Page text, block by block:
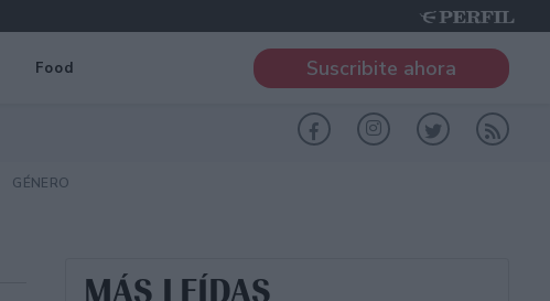
Food Suscribite ahora
GÉNERO
MÁS LEÍDAS